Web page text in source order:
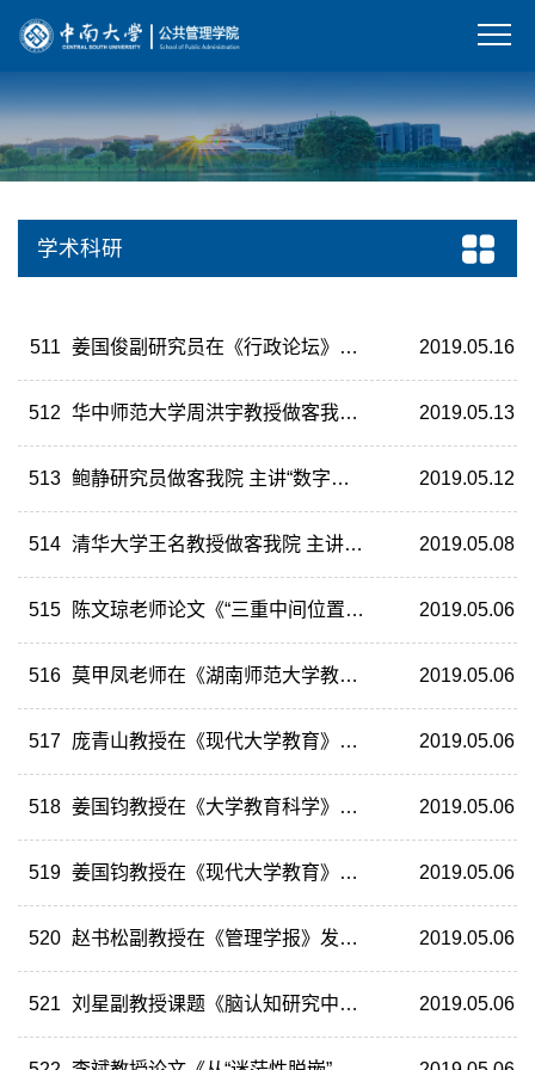
学术科研
511 姜国俊副研究员在《行政论坛》发表论文《中国环境问责制度的嬗变特征与演进逻辑——基于政策文本的分析》 2019.05.16
512 华中师范大学周洪宇教授做客我院 主讲“中国教育现代化的基本模式” 2019.05.13
513 鲍静研究员做客我院 主讲“数字治理体系和治理能力现代化” 2019.05.12
514 清华大学王名教授做客我院 主讲“我国社会组织发展的能力专有性问题” 2019.05.08
515 陈文琼老师论文《“三重中间位置”与双重阶层属性——对江汉平原农民就近半城市化的阶层分析》被《人大复印资料》全文转载 2019.05.06
516 莫甲凤老师在《湖南师范大学教育科学学报》发表论文《世界一流大学如何以多样性学习经历培养大学生创造力》 2019.05.06
517 庞青山教授在《现代大学教育》发表论文《研究型大学师资队伍建设三题》 2019.05.06
518 姜国钧教授在《大学教育科学》发表论文《庄子的科技思想及其对当代科技教育的启示》 2019.05.06
519 姜国钧教授在《现代大学教育》发表论文《烽火中华弦歌在——抗战中的长沙临时大学》 2019.05.06
520 赵书松副教授在《管理学报》发表论文《绩效考核政治对下级创新行为的影响机制》 2019.05.06
521 刘星副教授课题《脑认知研究中的伦理风险与治理研究》获得湖南省哲学社会科学基金一般项目立项 2019.05.06